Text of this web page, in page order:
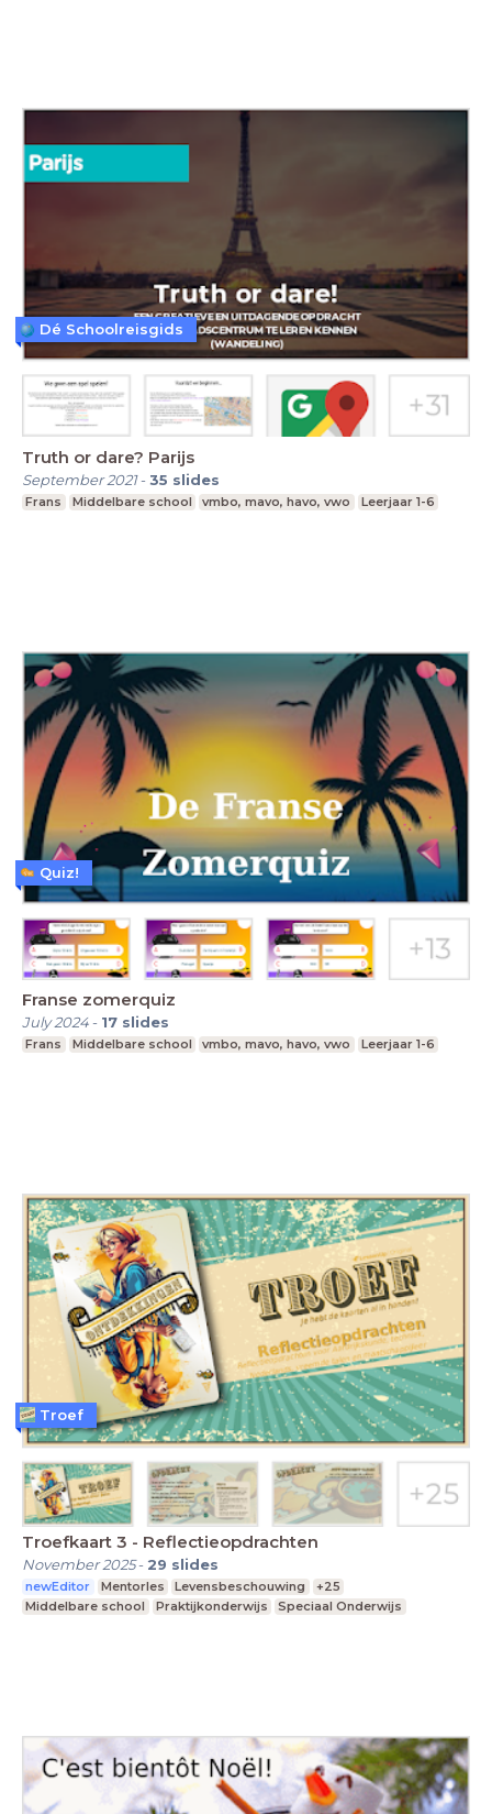
Truth or dare? Parijs
September 2021-35 slides
Frans Middelbare school vmbo, mavo, havo, vwo Leerjaar 1-6
Dé Schoolreisgids
Franse zomerquiz
July 2024- 17 slides
Frans Middelbare school vmbo, mavo, havo, vwo Leerjaar 1-6
Quiz!
Troefkaart 3 - Reflectieopdrachten
November 2025- 29 slides
newEditor Mentorles Levensbeschouwing
+25
Middelbare school
Praktijkonderwijs Speciaal Onderwijs
Troef